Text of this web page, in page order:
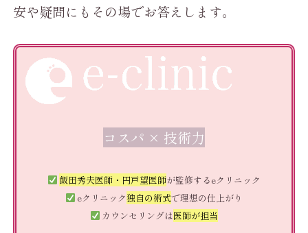
安や疑問にもその場でお答えします。
コスパ × 技術力
飯田秀夫医師・円戸望医師が監修するeクリニック
eクリニック独自の術式で理想の仕上がり
カウンセリングは医師が担当